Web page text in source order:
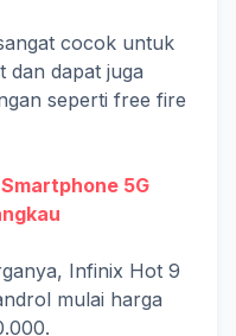
cocok untuk
dan dapat juga
seperti free fire
5G
Infinix Hot 9
mulai harga